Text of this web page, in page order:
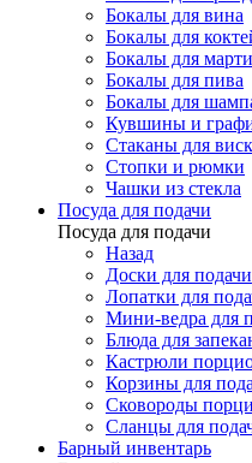
Бокалы для вина
Бокалы для
Бокалы для
Бокалы для пива
Бокалы для
Кувшины и
Стаканы для
Стопки и рюмки
Чашки из стекла
Посуда для подачи
Посуда для подачи
Назад
Доски для подачи
Лопатки для
Мини-ведра для
Блюда для
Кастрюли
Корзины для
Сковороды
Сланцы для
Барный инвентарь